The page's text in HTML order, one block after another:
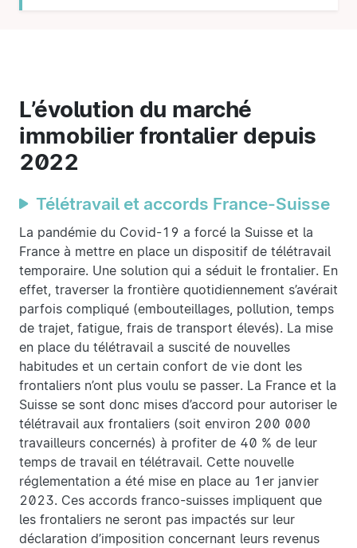
L’évolution du marché
immobilier frontalier depuis
2022
Télétravail et accords France-Suisse
La pandémie du Covid-19 a forcé la Suisse et la
France à mettre en place un dispositif de télétravail
temporaire. Une solution qui a séduit le frontalier. En
effet, traverser la frontière quotidiennement s’avérait
parfois compliqué (embouteillages, pollution, temps
de trajet, fatigue, frais de transport élevés). La mise
en place du télétravail a suscité de nouvelles
habitudes et un certain confort de vie dont les
frontaliers n’ont plus voulu se passer. La France et la
Suisse se sont donc mises d’accord pour autoriser le
télétravail aux frontaliers (soit environ 200 000
travailleurs concernés) à profiter de 40 % de leur
temps de travail en télétravail. Cette nouvelle
réglementation a été mise en place au 1er janvier
2023. Ces accords franco-suisses impliquent que
les frontaliers ne seront pas impactés sur leur
déclaration d’imposition concernant leurs revenus